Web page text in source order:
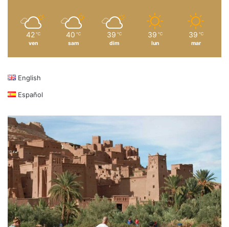
42 ℃
ven
40 ℃
sam
39 ℃
dim
39 ℃
lun
39 ℃
mar
English
Español